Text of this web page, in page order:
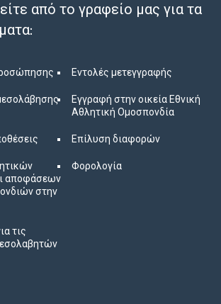
από το γραφείο μας για τα
Εντολές μετεγγραφής
Εγγραφή στην οικεία Εθνική
Αθλητική Ομοσπονδία
Επίλυση διαφορών
αποφάσεων
στην
Φορολογία
τις